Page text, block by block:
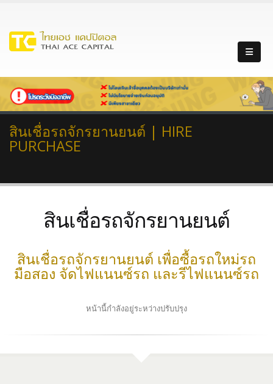
สินเชื่อรถจักรยานยนต์ | HIRE
PURCHASE
สินเชื่อรถจักรยานยนต์
สินเชื่อรถจักรยานยนต์ เพื่อซื้อรถใหม่รถ
มือสอง จัดไฟแนนซ์รถ และรีไฟแนนซ์รถ
หน้านี้กำลังอยู่ระหว่างปรับปรุง